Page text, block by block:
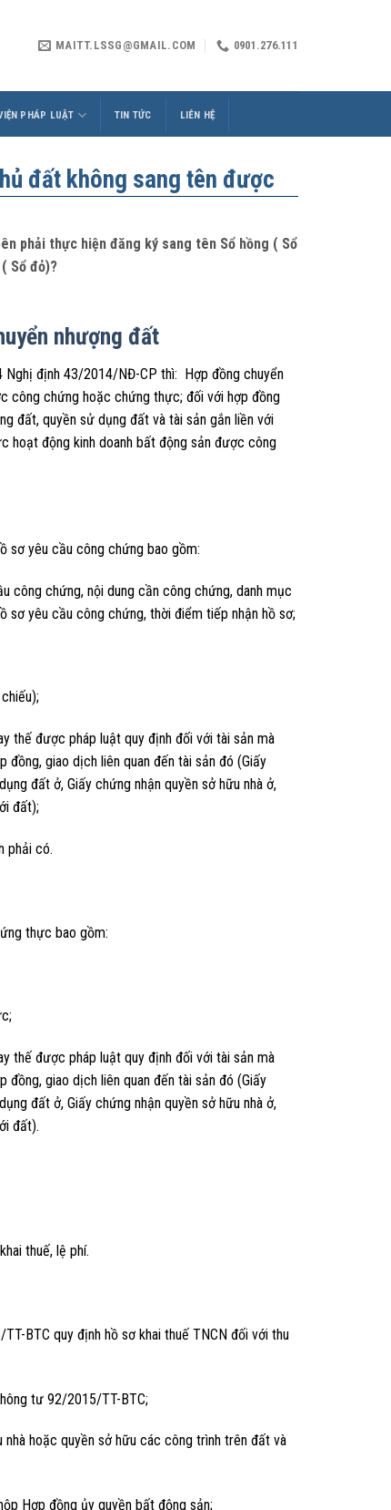
MAITT.LSSG@GMAIL.COM 0901.276.111
PHÁP LUẬT TIN TỨC LIÊN HỆ
đất không sang tên được
phải thực hiện đăng ký sang tên Sổ hồng ( Sổ
Sổ đỏ)?
nhượng đất
định 43/2014/NĐ-CP thì: Hợp đồng chuyển
công chứng hoặc chứng thực; đối với hợp đồng
đất, quyền sử dụng đất và tài sản gắn liền với
hoạt động kinh doanh bất động sản được công
sơ yêu cầu công chứng bao gồm:
công chứng, nội dung cần công chứng, danh mục
yêu cầu công chứng, thời điểm tiếp nhận hồ sơ;
thế được pháp luật quy định đối với tài sản mà
giao dịch liên quan đến tài sản đó (Giấy
đất ở, Giấy chứng nhận quyền sở hữu nhà ở,
đất);
phải có.
thực bao gồm:
thế được pháp luật quy định đối với tài sản mà
giao dịch liên quan đến tài sản đó (Giấy
đất ở, Giấy chứng nhận quyền sở hữu nhà ở,
đất).
thuế, lệ phí.
BTC quy định hồ sơ khai thuế TNCN đối với thu
tư 92/2015/TT-BTC;
hoặc quyền sở hữu các công trình trên đất và
Hợp đồng ủy quyền bất động sản;